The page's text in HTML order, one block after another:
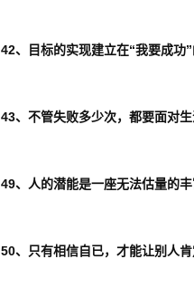
42、目标的实现建立在“我要成功”
43、不管失败多少次，都要面对生
49、人的潜能是一座无法估量的
50、只有相信自已，才能让别人肯